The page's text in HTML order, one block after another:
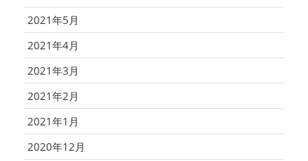
2021年5月
2021年4月
2021年3月
2021年2月
2021年1月
2020年12月